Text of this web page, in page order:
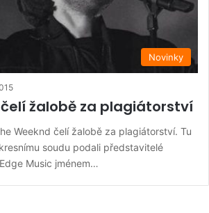
Novinky
žalobě za plagiátorství
Weeknd čelí žalobě za plagiátorství. Tu
soudu podali představitelé
Music jménem…